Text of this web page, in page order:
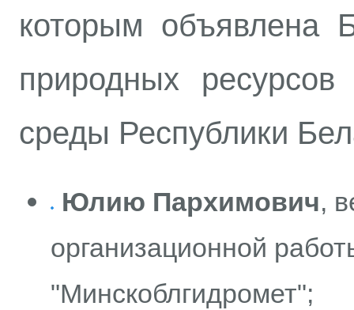
которым объявлена
природных
среды Республики
Юлию Пархимович,
организационной
"Минскоблгидромет";